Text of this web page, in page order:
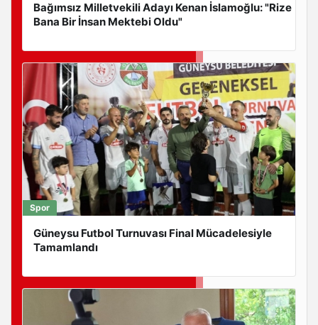
Bağımsız Milletvekili Adayı Kenan İslamoğlu: "Rize
Bana Bir İnsan Mektebi Oldu"
Spor
Güneysu Futbol Turnuvası Final Mücadelesiyle
Tamamlandı